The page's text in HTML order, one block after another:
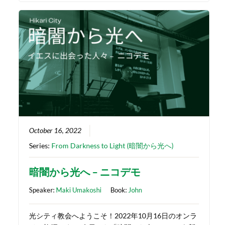
October 16, 2022
Series: From Darkness to Light (暗闇から光へ)
暗闇から光へ – ニコデモ
Speaker: Maki Umakoshi Book:John
光シティ教会へようこそ！2022年10月16日のオンラ